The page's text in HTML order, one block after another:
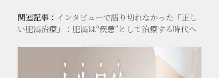
関連記事： インタビューで語り切れなかった「正し
い肥満治療」：肥満は“疾患”として治療する時代へ